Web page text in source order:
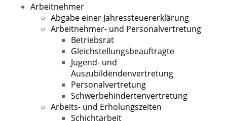
Arbeitnehmer
Abgabe einer Jahressteuererklärung
Arbeitnehmer- und Personalvertretung
Betriebsrat
Gleichstellungsbeauftragte
Jugend- und
Auszubildendenvertretung
Personalvertretung
Schwerbehindertenvertretung
Arbeits- und Erholungszeiten
Schichtarbeit